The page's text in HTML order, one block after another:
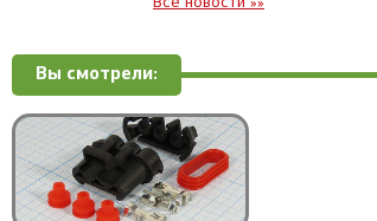
Вы смотрели: